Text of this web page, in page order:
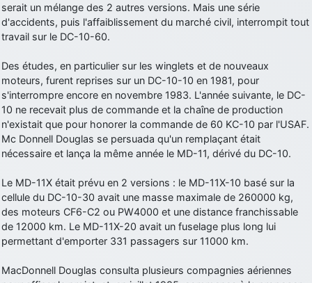
jericho: Bonne année et tous mes meilleurs voeux à tous pour
2026 !
little boy
jericho: Merci D9pouces, à mon tour de souhaiter un Joyeux Noël
et de bonnes fêtes de fin d'année.
d9pouces: Joyeux Noël à tous !
d9pouces : mais tu peux tenter l'un des rares lycées militaires
comme le Prytanée dans la Sarthe, ça ne peut pas faire de mal !
scientifique, tu as donc encore un peu de temps devant toi
yaellerigolow: bonjour a tous je suis un élève de première
passionnée par l'aviation militaire , pourrais je savoir que faire après
le lycée pour s'orienter et pouvoir devenir officier de l'armée de l'air?
mahmoud: bonsoir, très instructif ce site .mais nous aimerions avoir
serait un mélange des 2 autres versions. Mais une série
d'accidents, puis l'affaiblissement du marché civil, interrompit tout
travail sur le DC-10-60.
Des études, en particulier sur les winglets et de nouveaux
moteurs, furent reprises sur un DC-10-10 en 1981, pour
s'interrompre encore en novembre 1983. L'année suivante, le DC-
10 ne recevait plus de commande et la chaîne de production
n'existait que pour honorer la commande de 60 KC-10 par l'USAF.
Mc Donnell Douglas se persuada qu'un remplaçant était
nécessaire et lança la même année le MD-11, dérivé du DC-10.
Le MD-11X était prévu en 2 versions : le MD-11X-10 basé sur la
cellule du DC-10-30 avait une masse maximale de 260000 kg,
des moteurs CF6-C2 ou PW4000 et une distance franchissable
de 12000 km. Le MD-11X-20 avait un fuselage plus long lui
permettant d'emporter 331 passagers sur 11000 km.
MacDonnell Douglas consulta plusieurs compagnies aériennes